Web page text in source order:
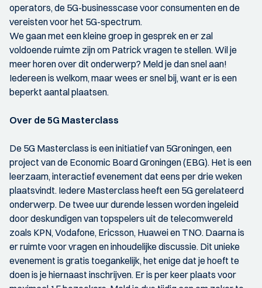
operators, de 5G-businesscase voor consumenten en de
vereisten voor het 5G-spectrum.
We gaan met een kleine groep in gesprek en er zal
voldoende ruimte zijn om Patrick vragen te stellen. Wil je
meer horen over dit onderwerp? Meld je dan snel aan!
Iedereen is welkom, maar wees er snel bij, want er is een
beperkt aantal plaatsen.
Over de 5G Masterclass
De 5G Masterclass is een initiatief van 5Groningen, een
project van de Economic Board Groningen (EBG). Het is een
leerzaam, interactief evenement dat eens per drie weken
plaatsvindt. Iedere Masterclass heeft een 5G gerelateerd
onderwerp. De twee uur durende lessen worden ingeleid
door deskundigen van topspelers uit de telecomwereld
zoals KPN, Vodafone, Ericsson, Huawei en TNO. Daarna is
er ruimte voor vragen en inhoudelijke discussie. Dit unieke
evenement is gratis toegankelijk, het enige dat je hoeft te
doen is je hiernaast inschrijven. Er is per keer plaats voor